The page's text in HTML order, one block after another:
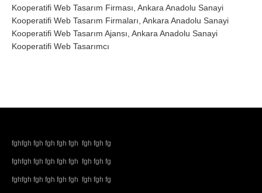
Kooperatifi Web Tasarım Firması, Ankara Anadolu Sanayi
Kooperatifi Web Tasarım Firmaları, Ankara Anadolu Sanayi
Kooperatifi Web Tasarım Ajansı, Ankara Anadolu Sanayi
Kooperatifi Web Tasarımcı
fghfgh fgh fgh fgh fgh fgh fgh fg
fghfgh fgh fgh fgh fgh fgh fgh fg
fghfgh fgh fgh fgh fgh fgh fgh fg